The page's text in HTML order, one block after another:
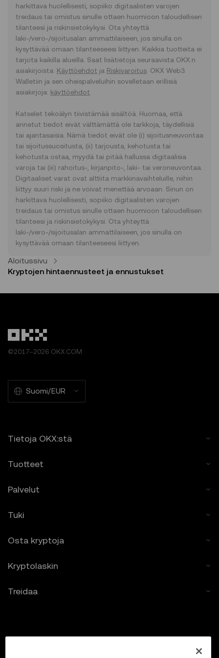
harkittava huolellisesti, sopiiko digitaalisten varojen
treidaus tai omistus sinulle ottaen huomioon taloudellisen
tilanteesi ja riskinsietokykysi. Ota yhteyttä
laki-/vero-/sijoitusalan ammattilaiseen, jos sinulla on
kysyttävää omaan tilanteeseesi liittyen. Kaikkia tuotteita ei
tarjota kaikilla alueilla. Saat lisätietoja seuraavista OKX:n
asiakirjoista: Käyttöehdot ja Riskivaroitus . OKX Web3
Walletiin ja sen oheispalveluihin sovelletaan erillisiä
asiakirjoja: käyttöehdot
Katselet tekoälyn tiivistämää sisältöä. Huomaa, että
annetut tiedot eivät välttämättä ole tarkkoja, täydellisiä
tai ajantasaisia. Nämä tiedot eivät ole (i) sijoitusneuvontaa
tai sijoitussuositusta, (ii) tarjousta, kehotusta tai
kehotusta ostaa, myydä tai pitää hallussa digitaalisia
varoja tai (iii) rahoitus-, kirjanpito-, laki- tai veroneuvontaa.
Digitaaliset varat ovat alttiita markkinavaihteluille, niihin
liittyy suuri riski ja ne voivat menettää arvoaan. Sinun on
harkittava huolellisesti, sopiiko digitaalisten varojen
treidaus tai omistus sinulle ottaen huomioon taloudellisen
tilanteesi ja riskinsietokykysi. Ota yhteyttä
laki-/vero-/sijoitusalan ammattilaiseen, jos sinulla on
kysyttävää omaan tilanteeseesi liittyen.
Aloitussivu
Kryptojen hintaennusteet ja ennustukset
©2017–2026 OKX.COM
Suomi/EUR
Tietoja OKX:stä
Tuotteet
Palvelut
Tuki
Osta kryptoja
Kryptolaskin
Treidaa
• Olet lukenut nämä ehdot, OKX:n
ehdot ja ymmärrät ja hyväksyt ne.
• Ymmärrät kryptovarojen
treidaustransaktioihin liittyvät riskit.
• OKX ei ole vastuussa mistään
hinnanennustusominaisuuksien käytöstä
aiheutuvista haitallisista seurauksista.
1.3 OKX voi muuttaa näitä ehtoja tai
harkintansa mukaan. Muutokset tulevat
tarkastuspäivämääränä”. Olet itse vastuussa
näiden ehtojen säännöllisesti
tarkastamisesta.
2.1 Ellei toisin mainita, tässä käytetyillä
termeillä on sama merkitys kuin OKX:n
Ristiriitatilanteissa nämä ehdot ovat
voimassa.
3. Hinnanennustusominaisuudet
3.1 Hinnanennustusominaisuudet tarjotaan
ilman minkäänlaisia takuita.
tai johdettuja tietoja
mukaan lukien hintakehityksen visualisoinnit
3.3 Nämä hinnanennustusominaisuudet eivät
4. Velvoitteesi
• noudattamaan kaikkia ehtoja ja päivityksiä
hinnanennustusominaisuuksia ilman
tapahtumista.
sulkemiset
sisältöä koskevat seuraavat:
• niitä ei saa pitää kehotuksena tai